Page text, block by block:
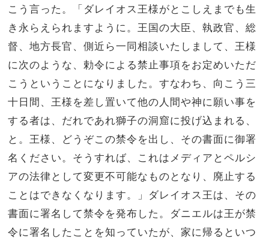
こう言った。「ダレイオス王様がとこしえまでも生
き永らえられますように。王国の大臣、執政官、総
督、地方長官、側近ら一同相談いたしまして、王様
に次のような、勅令による禁止事項をお定めいただ
こうということになりました。すなわち、向こう三
十日間、王様を差し置いて他の人間や神に願い事を
する者は、だれであれ獅子の洞窟に投げ込まれる、
と。王様、どうぞこの禁令を出し、その書面に御署
名ください。そうすれば、これはメディアとペルシ
アの法律として変更不可能なものとなり、廃止する
ことはできなくなります。」ダレイオス王は、その
書面に署名して禁令を発布した。ダニエルは王が禁
令に署名したことを知っていたが、家に帰るといつ